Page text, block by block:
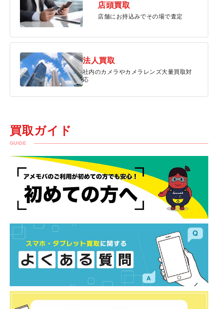
店頭買取
店舗にお持込みでその場で査定
法人買取
社内のカメラやカメラレンズ大量買取対
応
買取ガイド
GUIDE